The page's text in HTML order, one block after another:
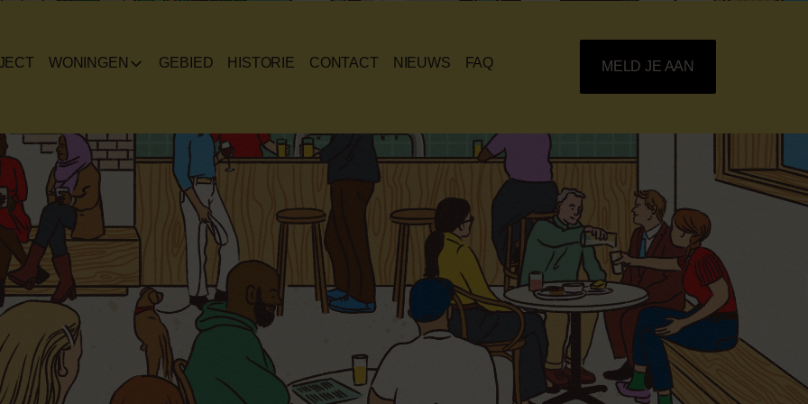
WONINGEN GEBIED HISTORIE CONTACT NIEUWS FAQ MELD JE AAN